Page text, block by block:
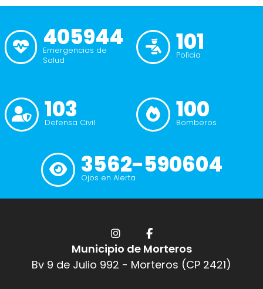
405944
Emergencias de
Salud
101
Polícia
103
Defensa Civil 100
Bomberos
3562-590604
Ojos en Alerta
Municipio de Morteros
Bv 9 de Julio 992 - Morteros (CP 2421)